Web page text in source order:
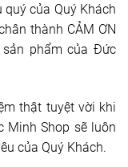
của Quý Khách
thành CẢM ƠN
phẩm của Đức
thật tuyệt vời khi
Minh Shop sẽ luôn
của Quý Khách.